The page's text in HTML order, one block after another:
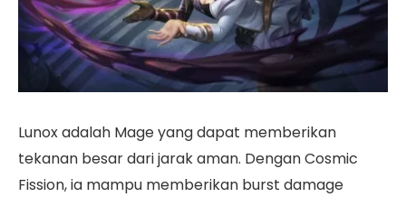
Lunox adalah Mage yang dapat memberikan
tekanan besar dari jarak aman. Dengan Cosmic
Fission, ia mampu memberikan burst damage